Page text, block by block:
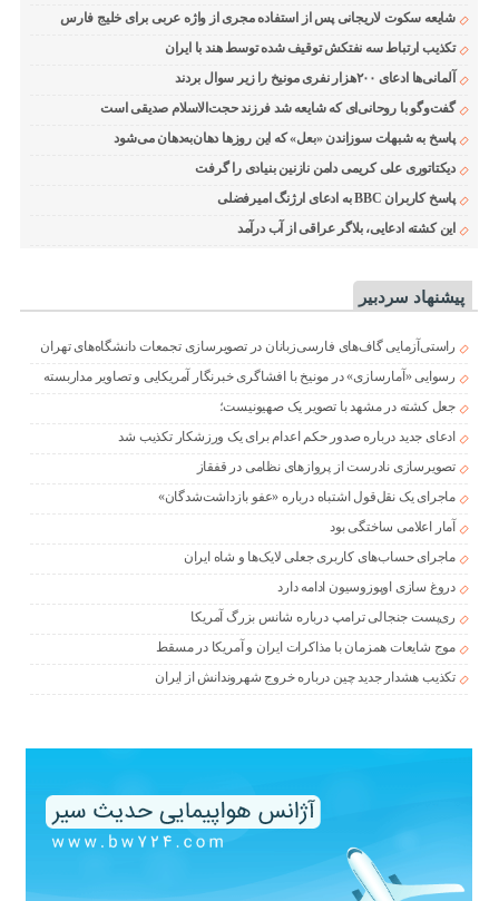
شایعه سکوت لاریجانی پس از استفاده مجری از واژه عربی برای خلیج فارس
تکذیب ارتباط سه نفتکش توقیف شده توسط هند با ایران
آلمانی‌ها ادعای ۲۰۰هزار نفری مونیخ را زیر سوال بردند
گفت‌وگو با روحانی‌ای که شایعه شد فرزند حجت‌الاسلام صدیقی است
پاسخ به شبهات سوزاندن «بعل» که این روزها دهان‌به‌دهان می‌شود
دیکتاتوری علی کریمی دامن نازنین بنیادی را گرفت
پاسخ کاربران BBC به ادعای ارژنگ امیرفضلی
این کشته ادعایی، بلاگر عراقی از آب درآمد
پیشنهاد سردبیر
راستی‌آزمایی گاف‌های فارسی‌زبانان در تصویرسازی تجمعات دانشگاه‌های تهران
رسوایی «آمارسازی» در مونیخ با افشاگری خبرنگار آمریکایی و تصاویر مداربسته
جعل کشته در مشهد با تصویر یک صهیونیست؛
ادعای جدید درباره صدور حکم اعدام برای یک ورزشکار تکذیب شد
تصویرسازی نادرست از پروازهای نظامی در قفقاز
ماجرای یک نقل‌قول اشتباه درباره «عفو بازداشت‌شدگان»
آمار اعلامی ساختگی بود
ماجرای حساب‌های کاربری جعلی لایک‌ها و شاه ایران
دروغ سازی اوپوزوسیون ادامه دارد
ری‌پست جنجالی ترامپ درباره شانس بزرگ آمریکا
موج شایعات همزمان با مذاکرات ایران و آمریکا در مسقط
تکذیب هشدار جدید چین درباره خروج شهروندانش از ایران